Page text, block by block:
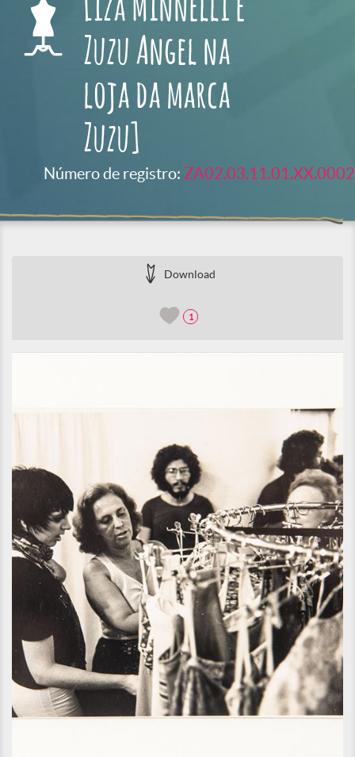
Liza Minnelli e
Zuzu Angel na
loja da marca
Zuzu]
Número de registro: ZA02.03.11.01.XX.0002
Download
1